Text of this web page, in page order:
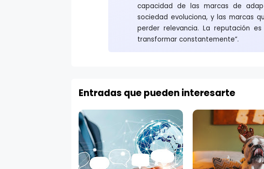
capacidad de las marcas de
sociedad evoluciona, y las marcas
perder relevancia. La reputación
transformar constantemente”.
Entradas que pueden interesarte